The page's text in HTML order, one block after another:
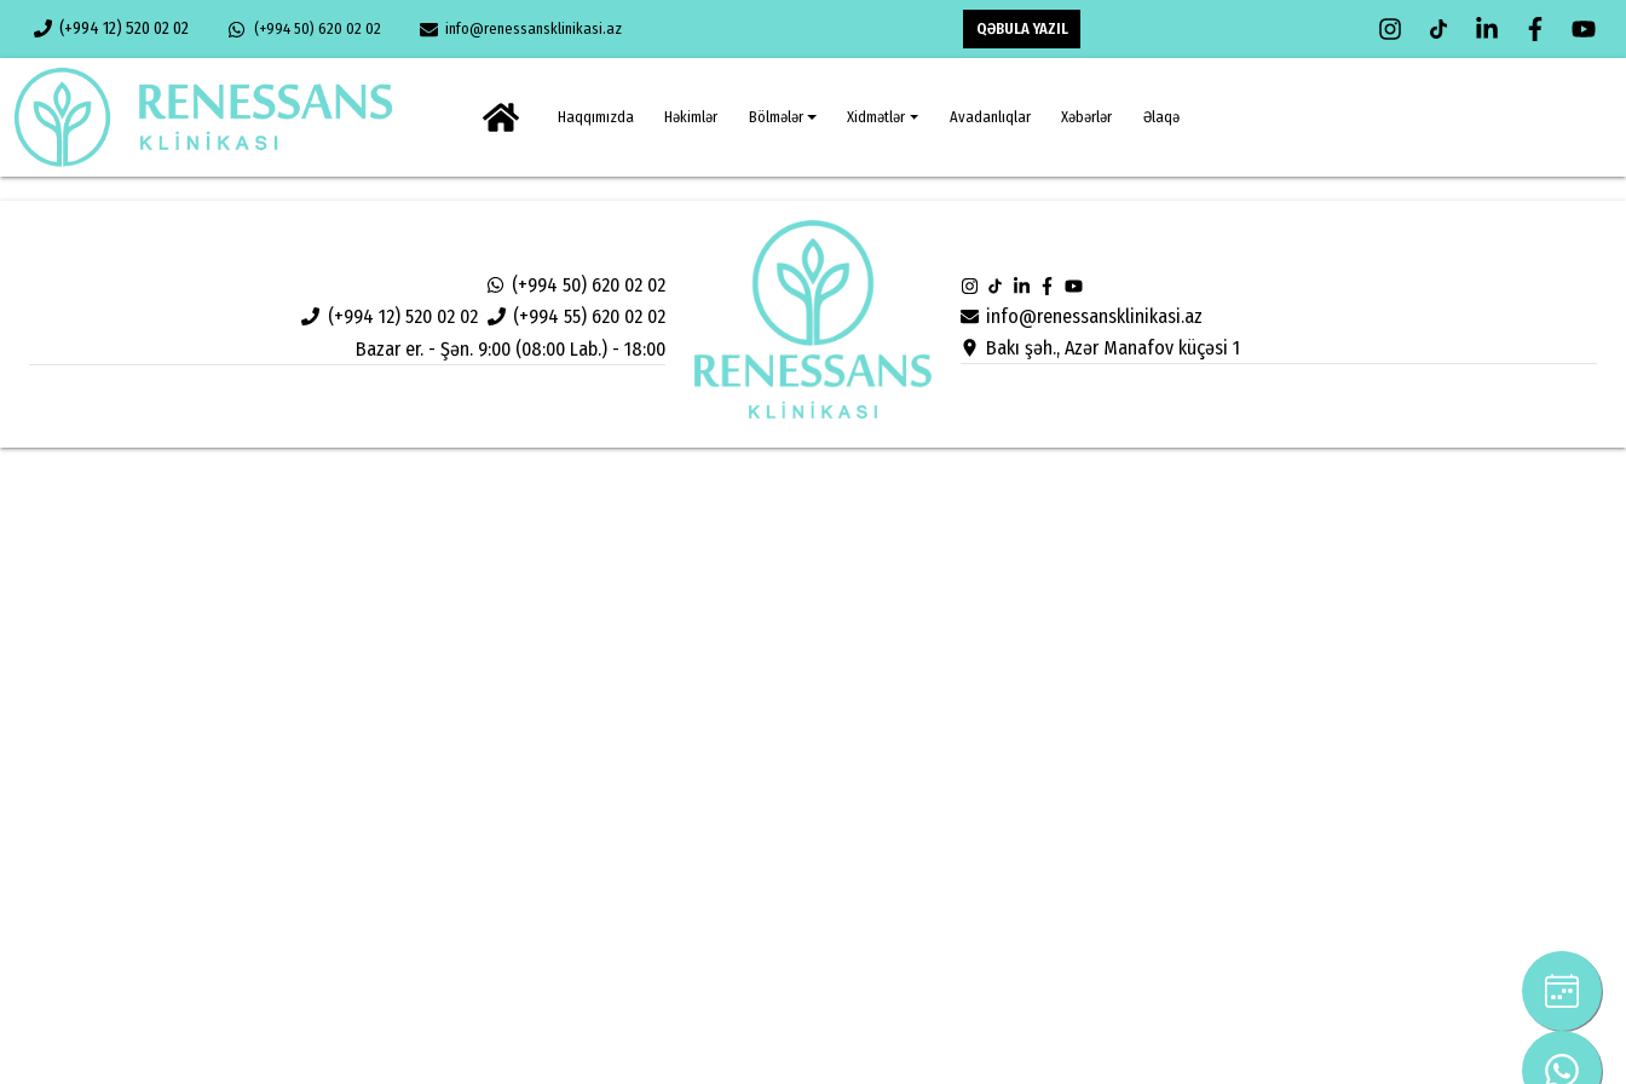
(+994 12) 520 02 02 (+994 50) 620 02 02 info@renessansklinikasi.az QƏBULA YAZIL
Haqqımızda Həkimlər Bölmələr Xidmətlər Avadanlıqlar Xəbərlər Əlaqə
info@renessansklinikasi.az
Bakı şəh., Azər Manafov küçəsi 1
(+994 12) 520 02 02 (+994 55) 620 02 02
(+994 50) 620 02 02
Bazar er. - Şən. 9:00 (08:00 Lab.) - 18:00